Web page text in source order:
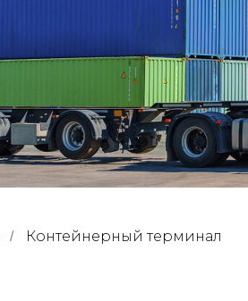
/ Контейнерный терминал